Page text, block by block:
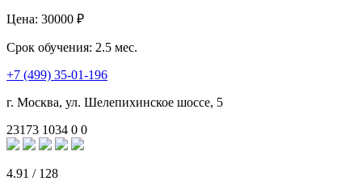
Цена: 30000 ₽
Срок обучения: 2.5 мес.
+7 (499) 35-01-196
г. Москва, ул. Шелепихинское шоссе, 5
23173 1034 0 0
4.91 / 128